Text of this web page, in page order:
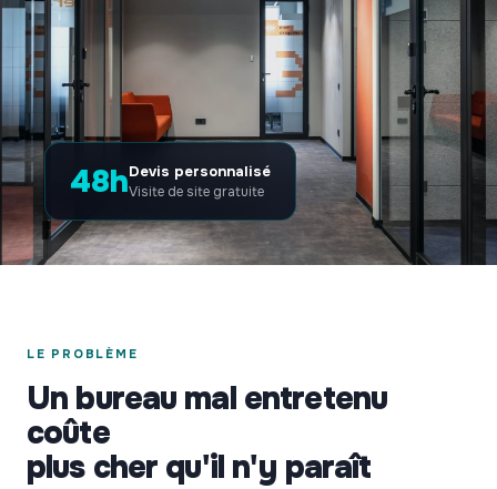
48hDevis personnalisé
Visite de site gratuite
LE PROBLÈME
Un bureau mal entretenu
coûte
plus cher qu'il n'y paraît